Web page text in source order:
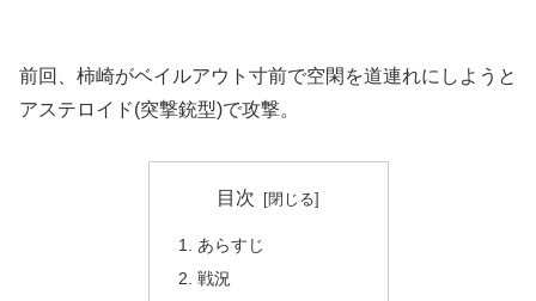
前回、柿崎がベイルアウト寸前で空閑を道連れにしようと
アステロイド(突撃銃型)で攻撃。
目次
あらすじ
戦況